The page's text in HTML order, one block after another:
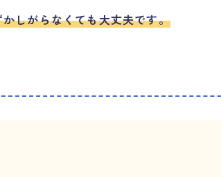
しがらなくても大丈夫です。